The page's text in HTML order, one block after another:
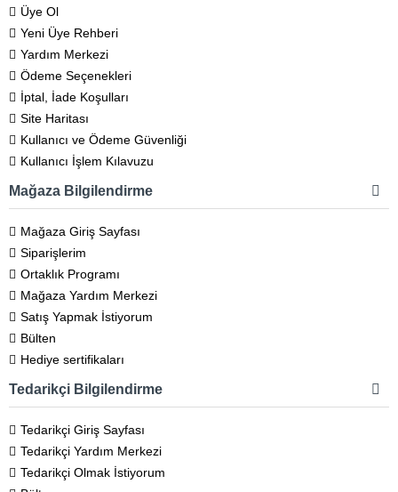
Üye Ol
Yeni Üye Rehberi
Yardım Merkezi
Ödeme Seçenekleri
İptal, İade Koşulları
Site Haritası
Kullanıcı ve Ödeme Güvenliği
Kullanıcı İşlem Kılavuzu
Mağaza Bilgilendirme
Mağaza Giriş Sayfası
Siparişlerim
Ortaklık Programı
Mağaza Yardım Merkezi
Satış Yapmak İstiyorum
Bülten
Hediye sertifikaları
Tedarikçi Bilgilendirme
Tedarikçi Giriş Sayfası
Tedarikçi Yardım Merkezi
Tedarikçi Olmak İstiyorum